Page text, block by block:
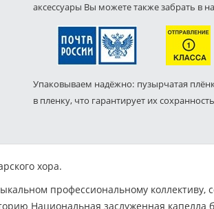
аксессуары Вы можете также забрать в
Упаковываем надёжно: пузырчатая
в пленку, что гарантирует их
хора.
профессиональному коллективу,
Национальная заслуженная